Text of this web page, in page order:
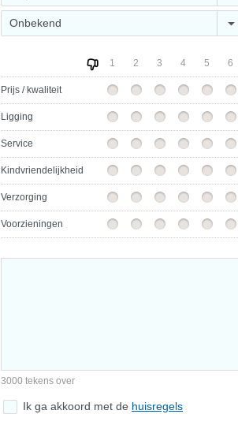
Onbekend
1 2 3 4 5 6
Prijs / kwaliteit
Ligging
Service
Kindvriendelijkheid
Verzorging
Voorzieningen
3000 tekens over
Ik ga akkoord met de huisregels